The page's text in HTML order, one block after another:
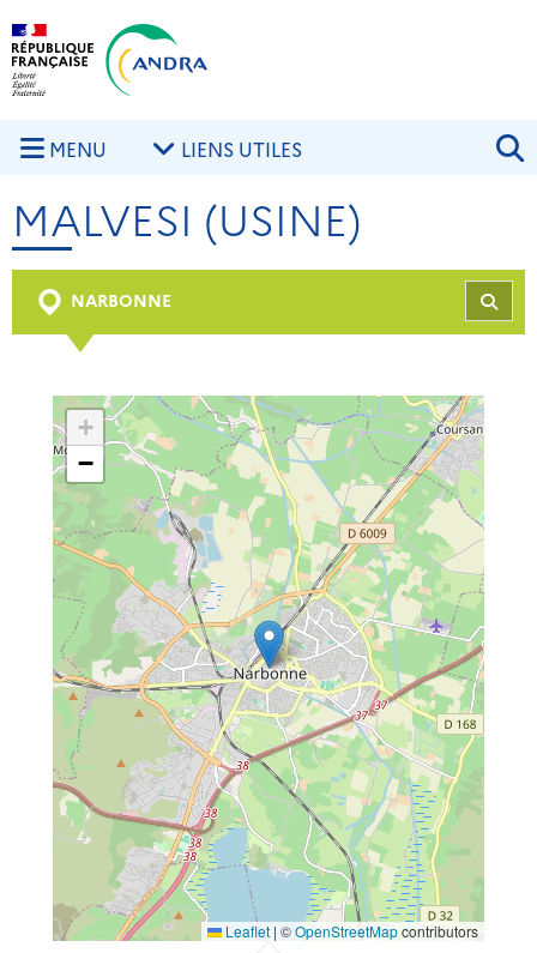
Aller au contenu principal
MENU LIENS UTILES
MALVESI (USINE)
NARBONNE
+
−
Leaflet | ©OpenStreetMapcontributors